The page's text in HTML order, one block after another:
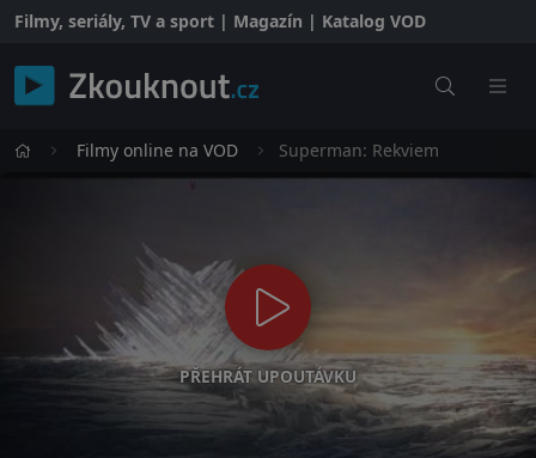
Filmy, seriály, TV a sport | Magazín | Katalog VOD
Filmy online na VOD Superman: Rekviem
PŘEHRÁT UPOUTÁVKU